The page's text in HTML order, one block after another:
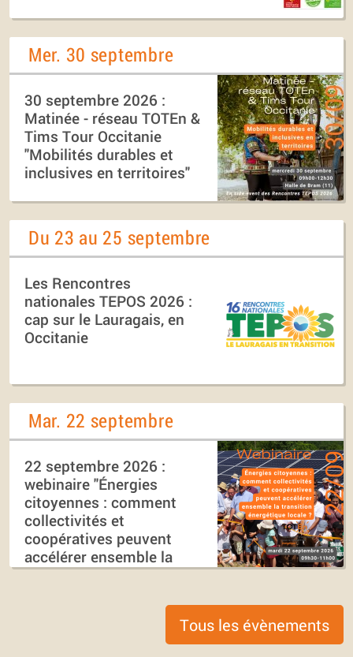
Mer. 30 septembre
30 septembre 2026 :
Matinée - réseau TOTEn &
Tims Tour Occitanie
"Mobilités durables et
inclusives en territoires"
Du 23 au 25 septembre
Les Rencontres
nationales TEPOS 2026 :
cap sur le Lauragais, en
Occitanie
Mar. 22 septembre
22 septembre 2026 :
webinaire "Énergies
citoyennes : comment
collectivités et
coopératives peuvent
accélérer ensemble la
transition énergétique
Tous les évènements